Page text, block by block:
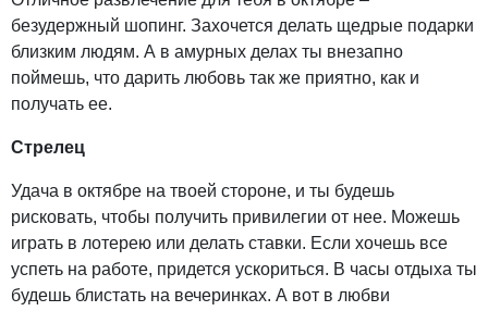
безудержный шопинг. Захочется делать щедрые подарки
близким людям. А в амурных делах ты внезапно
поймешь, что дарить любовь так же приятно, как и
получать ее.
Стрелец
Удача в октябре на твоей стороне, и ты будешь
рисковать, чтобы получить привилегии от нее. Можешь
играть в лотерею или делать ставки. Если хочешь все
успеть на работе, придется ускориться. В часы отдыха ты
будешь блистать на вечеринках. А вот в любви